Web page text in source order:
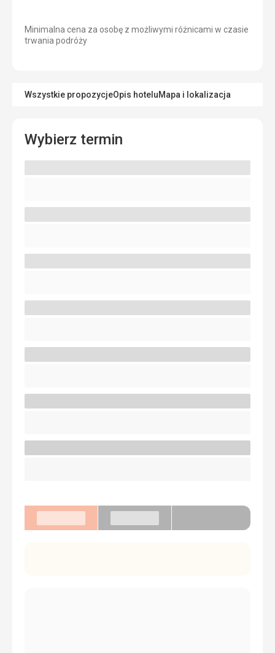
Minimalna cena za osobę z możliwymi różnicami w czasie
trwania podróży
Wszystkie propozycjeOpis hoteluMapa i lokalizacja
Wybierz termin